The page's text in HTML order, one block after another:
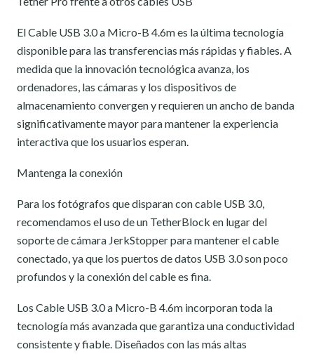
El Cable USB 3.0 a Micro-B 4.6m es la última tecnología
disponible para las transferencias más rápidas y fiables. A
medida que la innovación tecnológica avanza, los
ordenadores, las cámaras y los dispositivos de
almacenamiento convergen y requieren un ancho de banda
significativamente mayor para mantener la experiencia
interactiva que los usuarios esperan.
Mantenga la conexión
Para los fotógrafos que disparan con cable USB 3.0,
recomendamos el uso de un TetherBlock en lugar del
soporte de cámara JerkStopper para mantener el cable
conectado, ya que los puertos de datos USB 3.0 son poco
profundos y la conexión del cable es fina.
Los Cable USB 3.0 a Micro-B 4.6m incorporan toda la
tecnología más avanzada que garantiza una conductividad
consistente y fiable. Diseñados con las más altas